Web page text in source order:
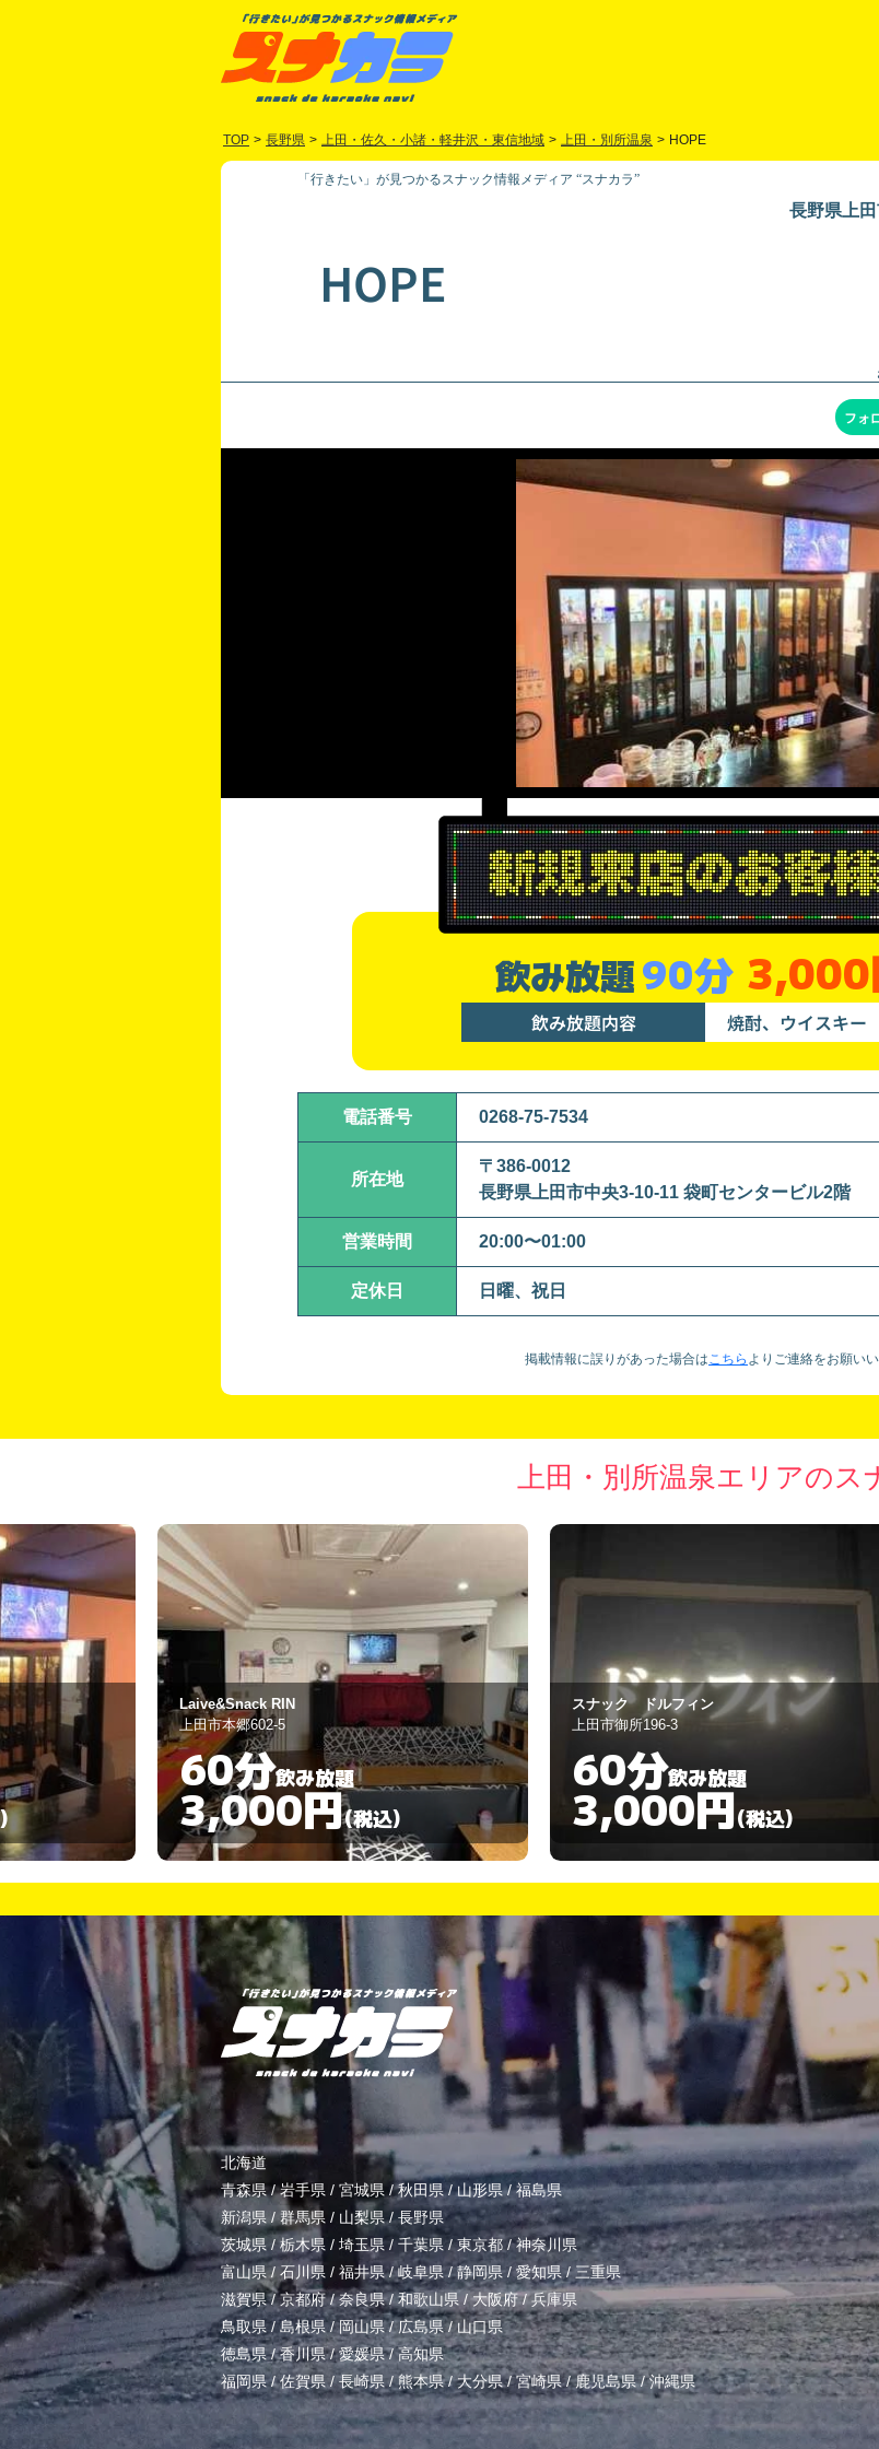
TOP > 長野県 > 上田・佐久・小諸・軽井沢・東信地域 > 上田・別所温泉 > HOPE
「行きたい」が見つかるスナック情報メディア “スナカラ”
長野県上
HOPE
フォ
飲み放題90分 3,000
飲み放題内容 焼酎、ウイスキー
電話番号 0268-75-7534
所在地
〒386-0012
長野県上田市中央3-10-11 袋町センタービル2階
営業時間 20:00〜01:00
定休日 日曜、祝日
掲載情報に誤りがあった場合はこちら より ご連絡をお願いい
上田・別所温泉エリアのス
スナック ドルフィン
上田市御所196-3
60分飲み放題
3,000円(税込)
ＭＵＳＩＣ ＢＡＲ ＫＵＲＡＹＡ
上田市上丸子1015
180分飲み放題
5,500円(税込)
北海道
青森県/岩手県 / 宮城県 /秋田県 /山形県/福島県
新潟県 / 群馬県 / 山梨県/長野県
茨城県 / 栃木県 / 埼玉県/ 千葉県 /東京都/神奈川県
富山県/ 石川県 / 福井県/岐阜県/静岡県/ 愛知県 / 三重県
滋賀県/京都府/奈良県/和歌山県 /大阪府/兵庫県
鳥取県/島根県/岡山県/広島県/山口県
徳島県/香川県/愛媛県/高知県
福岡県/佐賀県/長崎県 /熊本県/大分県/宮崎県/鹿児島県/沖縄県